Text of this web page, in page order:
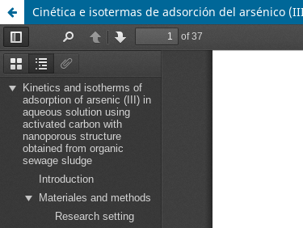
Cinética e isotermas de adsorción del arsénico